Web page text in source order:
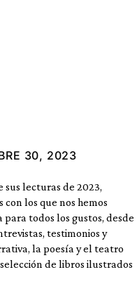
30, 2023
lecturas de 2023,
los que nos hemos
todos los gustos, desde
testimonios y
la poesía y el teatro
de libros ilustrados